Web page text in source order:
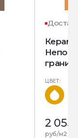
гранит)
ЦВЕТ:
2 055
руб/м2